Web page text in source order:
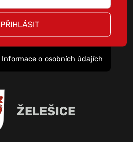
PŘIHLÁSIT
Informace o osobních údajích
ŽELEŠICE